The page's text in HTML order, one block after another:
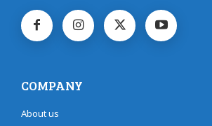
COMPANY
About us